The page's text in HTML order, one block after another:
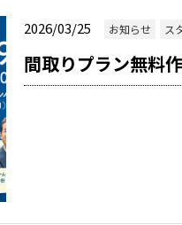
2026/03/25 お知らせ ス
間取りプラン無料